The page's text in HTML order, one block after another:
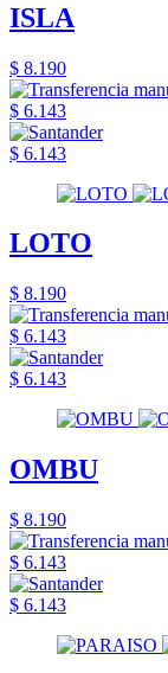
ISLA
$ 8.190
$ 6.143
$ 6.143
LOTO
$ 8.190
$ 6.143
$ 6.143
OMBU
$ 8.190
$ 6.143
$ 6.143